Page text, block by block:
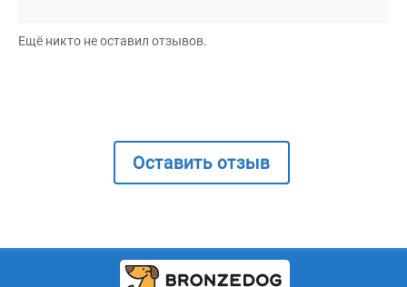
Ещё никто не оставил отзывов.
Оставить отзыв